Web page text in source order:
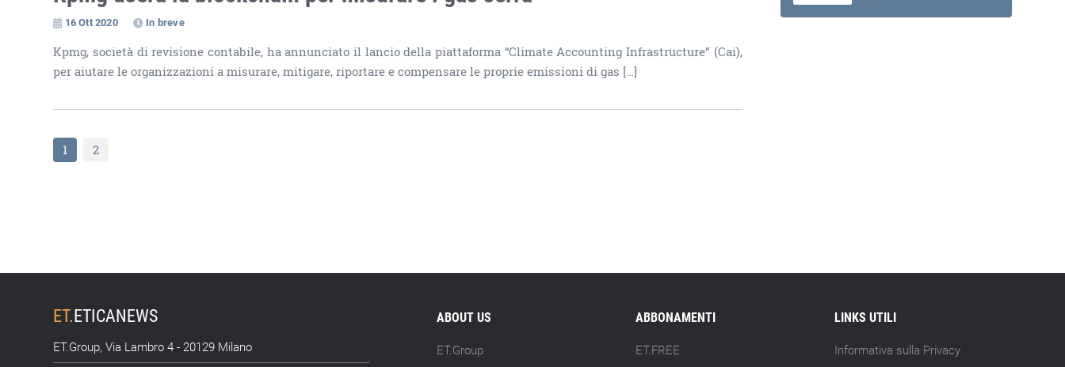
16 Ott 2020 In breve
Kpmg, società di revisione contabile, ha annunciato il lancio della piattaforma “Climate Accounting Infrastructure” (Cai),
per aiutare le organizzazioni a misurare, mitigare, riportare e compensare le proprie emissioni di gas […]
1 2
ET.ETICANEWS
ET.Group, Via Lambro 4 - 20129 Milano
ABOUT US
ET.Group
ABBONAMENTI
ET.FREE
LINKS UTILI
Informativa sulla Privacy